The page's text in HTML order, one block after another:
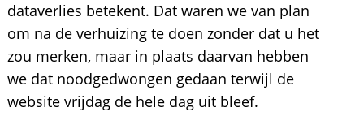
dataverlies betekent. Dat waren we van plan
om na de verhuizing te doen zonder dat u het
zou merken, maar in plaats daarvan hebben
we dat noodgedwongen gedaan terwijl de
website vrijdag de hele dag uit bleef.